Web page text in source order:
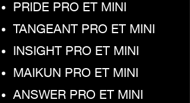
PRIDE PRO ET MINI
TANGEANT PRO ET MINI
INSIGHT PRO ET MINI
MAIKUN PRO ET MINI
ANSWER PRO ET MINI